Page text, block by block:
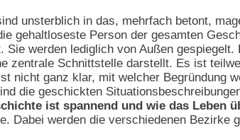
unsterblich in das, mehrfach betont,
gehaltloseste Person der gesamten
Sie werden lediglich von Außen
zentrale Schnittstelle darstellt. Es ist
nicht ganz klar, mit welcher Begründung
die geschickten
ist spannend und wie das Leben
Dabei werden die verschiedenen Bezirke